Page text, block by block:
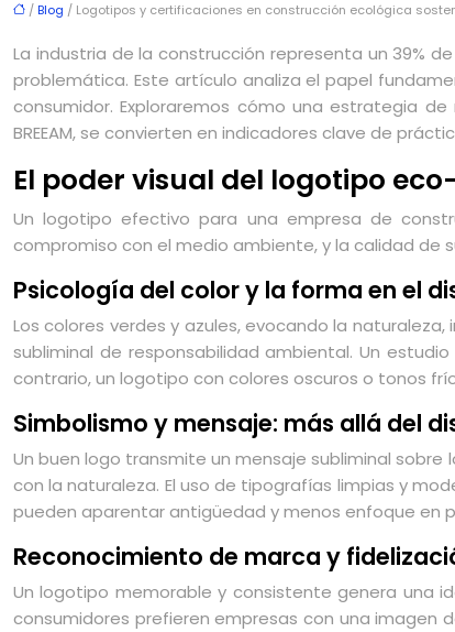
/ Blog / Logotipos y certificaciones en construcción ecológica
La industria de la construcción representa un 39%
problemática. Este artículo analiza el papel
consumidor. Exploraremos cómo una estrategia
BREEAM, se convierten en indicadores clave de
El poder visual del logotipo
Un logotipo efectivo para una empresa de
compromiso con el medio ambiente, y la calidad de
Psicología del color y la forma en el
Los colores verdes y azules, evocando la
subliminal de responsabilidad ambiental. Un
contrario, un logotipo con colores oscuros o tonos
Simbolismo y mensaje: más allá del
Un buen logo transmite un mensaje subliminal
con la naturaleza. El uso de tipografías limpias y
pueden aparentar antigüedad y menos enfoque en
Reconocimiento de marca y
Un logotipo memorable y consistente genera una
consumidores prefieren empresas con una imagen